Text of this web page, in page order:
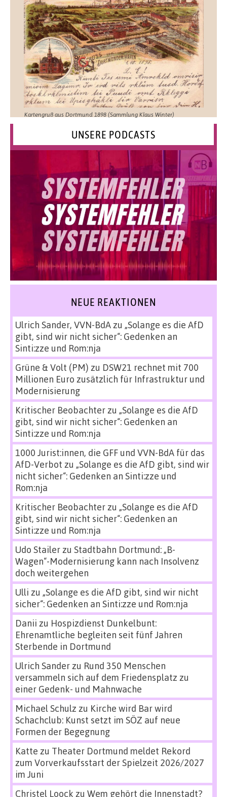
Kartengruß aus Dortmund 1898 (Sammlung Klaus Winter)
UNSERE PODCASTS
NEUE REAKTIONEN
Ulrich Sander, VVN-BdAzu „Solange es die AfD
gibt, sind wir nicht sicher“: Gedenken an
Sinti:zze und Rom:nja
Grüne & Volt (PM) zu DSW21 rechnet mit 700
Millionen Euro zusätzlich für Infrastruktur und
Modernisierung
Kritischer Beobachterzu „Solange es die AfD
gibt, sind wir nicht sicher“: Gedenken an
Sinti:zze und Rom:nja
1000 Jurist:innen, die GFF und VVN-BdA für das
AfD-Verbot zu „Solange es die AfD gibt, sind wir
nicht sicher“: Gedenken an Sinti:zze und
Rom:nja
Kritischer Beobachterzu „Solange es die AfD
gibt, sind wir nicht sicher“: Gedenken an
Sinti:zze und Rom:nja
Udo Stailerzu Stadtbahn Dortmund: „B-
Wagen“-Modernisierung kann nach Insolvenz
doch weitergehen
Ulli zu „Solange es die AfD gibt, sind wir nicht
sicher“: Gedenken an Sinti:zze und Rom:nja
Danii zu Hospizdienst Dunkelbunt:
Ehrenamtliche begleiten seit fünf Jahren
Sterbende in Dortmund
Ulrich Sanderzu Rund 350 Menschen
versammeln sich auf dem Friedensplatz zu
einer Gedenk- und Mahnwache
Michael Schulz zu Kirche wird Bar wird
Schachclub: Kunst setzt im SÖZ auf neue
Formen der Begegnung
Katte zu Theater Dortmund meldet Rekord
zum Vorverkaufsstart der Spielzeit 2026/2027
im Juni
Christel Loock zu Wem gehört die Innenstadt?